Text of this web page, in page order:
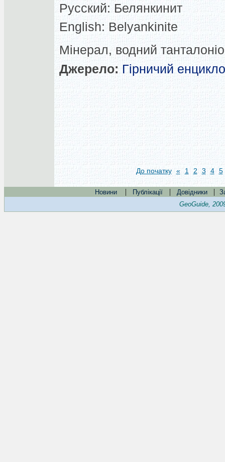
Русский: Белянкинит
English: Belyankinite
Мінерал, водний
Джерело: Гірничий
До початку « 1 2 3 4 5
Новини | Публікації | Довідники |
GeoGuide,